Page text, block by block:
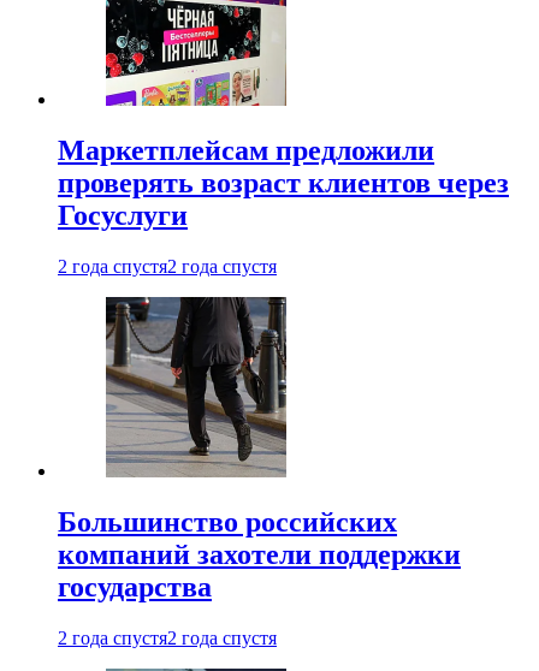
Маркетплейсам предложили
проверять возраст клиентов через
Госуслуги
2 года спустя2 года спустя
Большинство российских
компаний захотели поддержки
государства
2 года спустя2 года спустя